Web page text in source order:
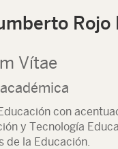
Rojo
Vítae
con
y Tecnología
de la Educación.